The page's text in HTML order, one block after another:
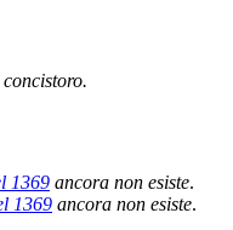
1369 ancora non esiste.
1369 ancora non esiste.